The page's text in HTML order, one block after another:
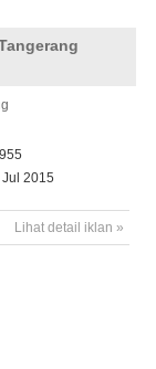
Jul 2015
Lihat detail iklan »